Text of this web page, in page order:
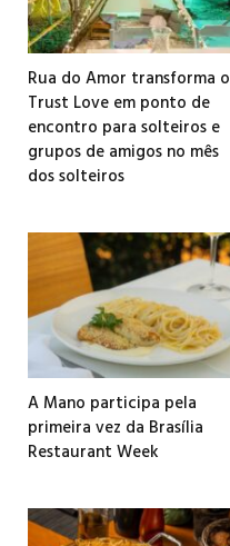
Rua do Amor transforma o
Trust Love em ponto de
encontro para solteiros e
grupos de amigos no mês
dos solteiros
A Mano participa pela
primeira vez da Brasília
Restaurant Week